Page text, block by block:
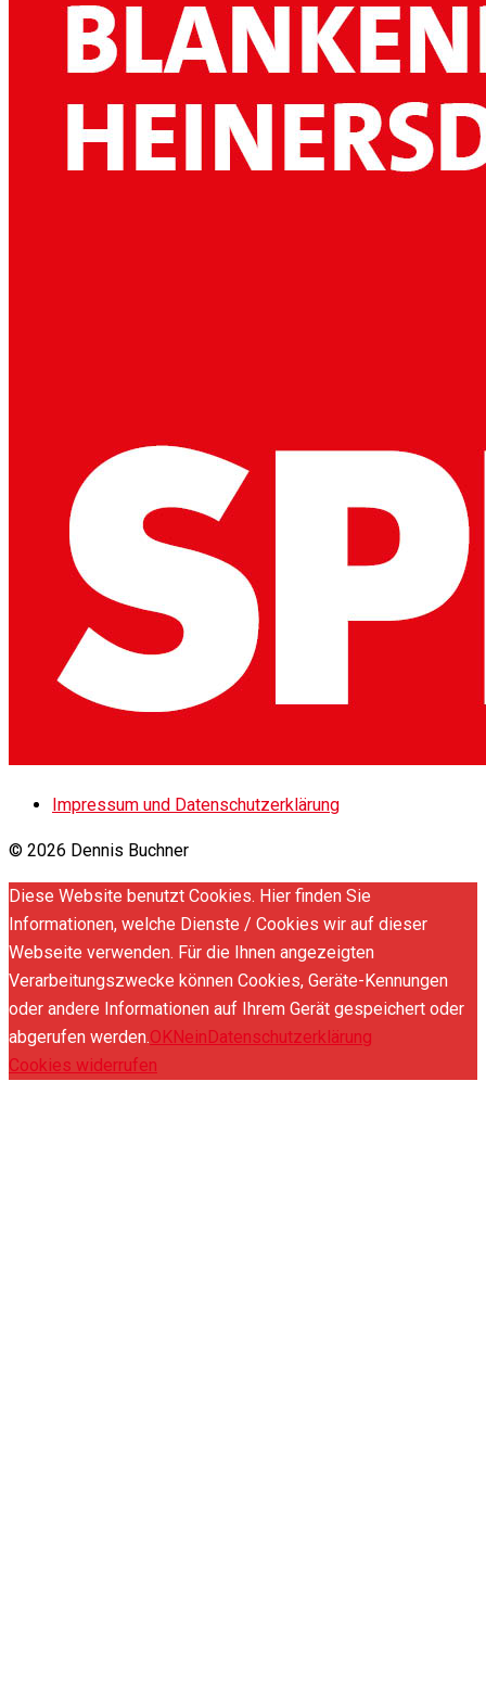
Impressum und Datenschutzerklärung
© 2026 Dennis Buchner
Diese Website benutzt Cookies. Hier finden Sie
Informationen, welche Dienste / Cookies wir auf dieser
Webseite verwenden. Für die Ihnen angezeigten
Verarbeitungszwecke können Cookies, Geräte-Kennungen
oder andere Informationen auf Ihrem Gerät gespeichert oder
abgerufen werden.OKNeinDatenschutzerklärung
Cookies widerrufen